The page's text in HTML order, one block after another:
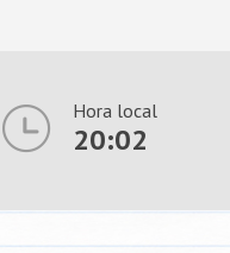
Hora local
20:02